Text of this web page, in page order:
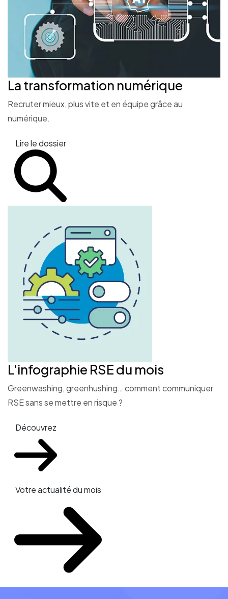
La transformation numérique
Recruter mieux, plus vite et en équipe grâce au
numérique.
Lire le dossier
L'infographie RSE du mois
Greenwashing, greenhushing… comment communiquer
RSE sans se mettre en risque ?
Découvrez
Votre actualité du mois